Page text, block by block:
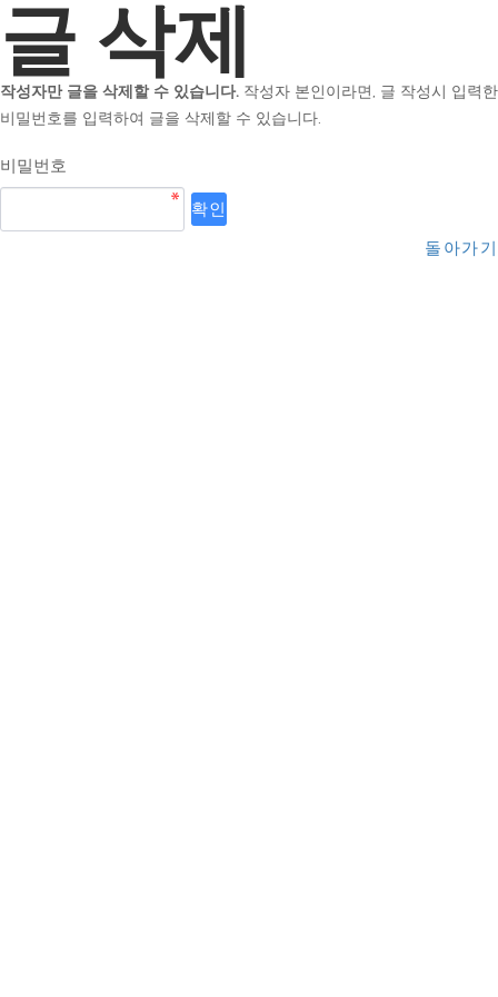
글 삭제
작성자만 글을 삭제할 수 있습니다. 작성자 본인이라면, 글 작성시 입력한
비밀번호를 입력하여 글을 삭제할 수 있습니다.
비밀번호
돌아가기